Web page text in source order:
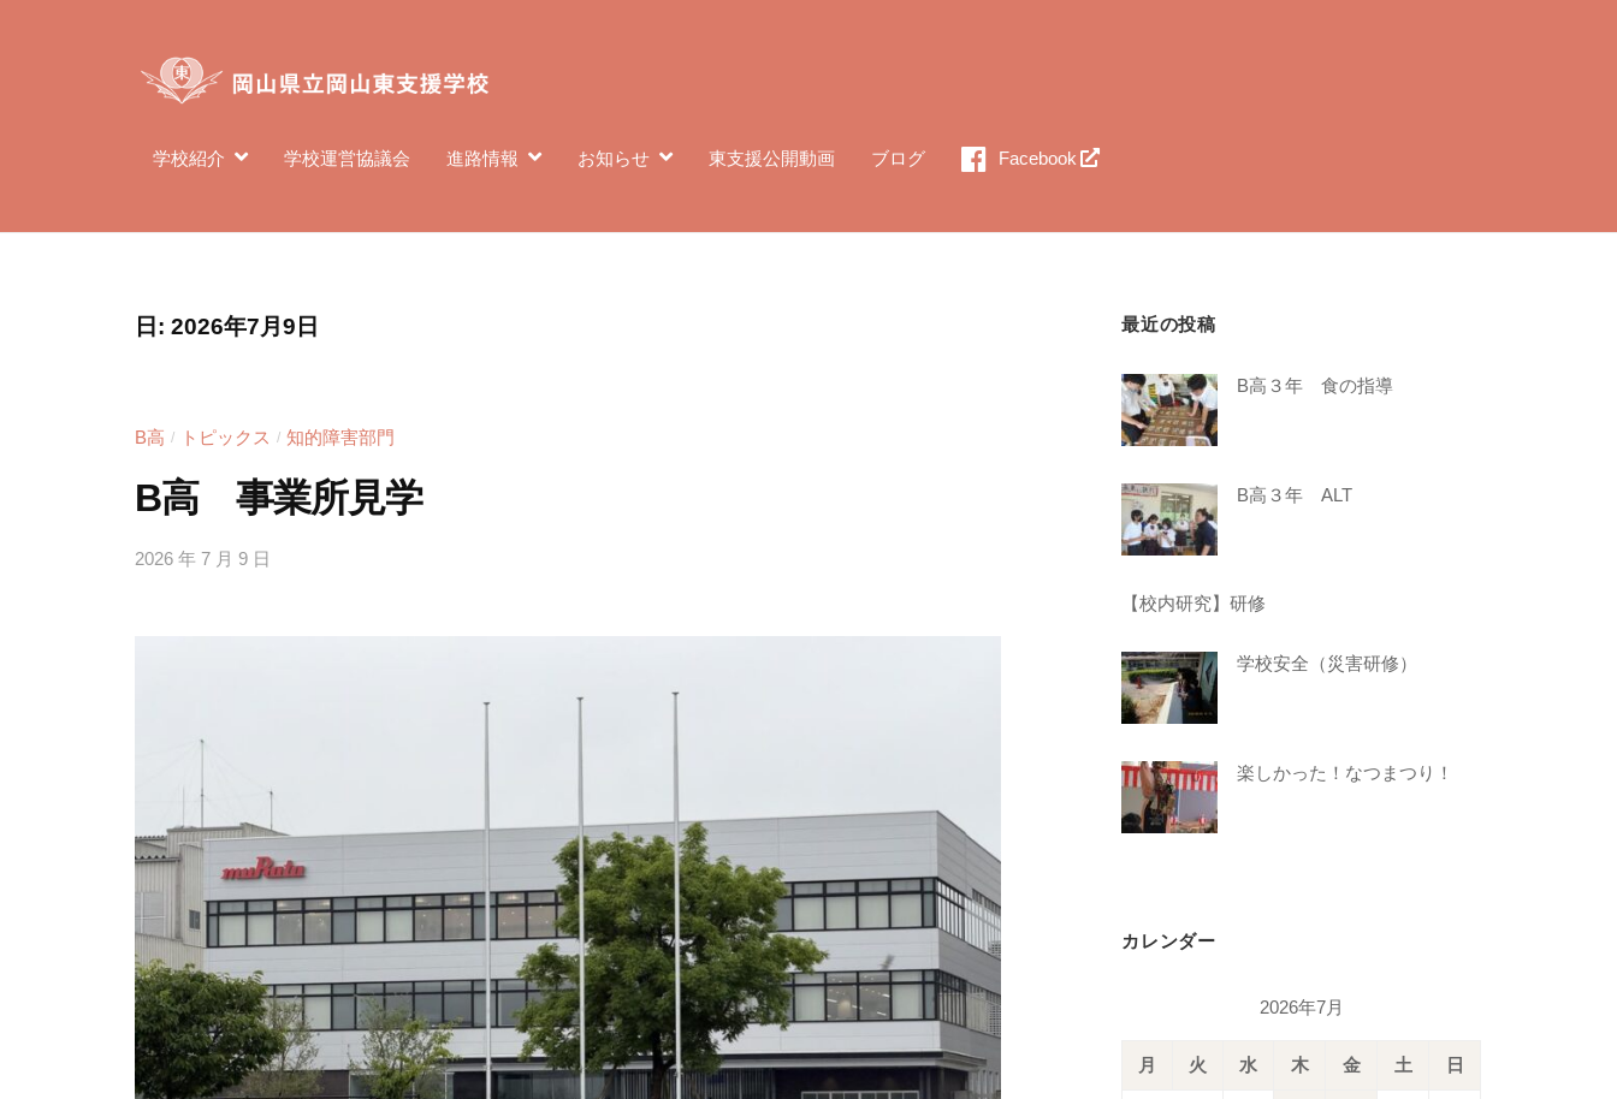
ス
岡
県
山
支
学
学
、
体
自
害
門
を
併
設
し
た
学校紹介 学校運営協議会 進路情報 お知らせ 東支援公開動画 ブログ Facebook
日: 2026年7月9日
B高 / トピックス / 知的障害部門
B高 事業所見学
2026 年 7 月 9 日
i
e
n
1
0
0
最近の投稿
B高３年 食の指導
B高３年 ALT
【校内研究】研修
学校安全（災害研修）
楽しかった！なつまつり！
カレンダー
2026年7月
月 火 水 木 金 土 日
岡
支
学